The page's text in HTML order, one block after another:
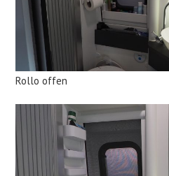
Rollo offen